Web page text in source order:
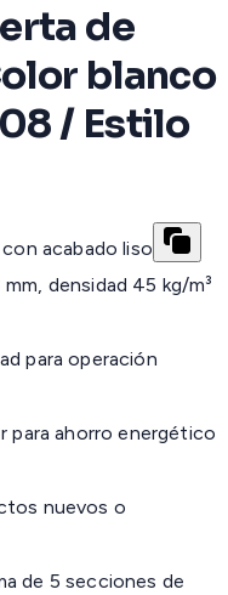
de
blanco
/ Estilo
acabado liso
densidad 45 kg/m³
para operación
para ahorro energético
nuevos o
de 5 secciones de